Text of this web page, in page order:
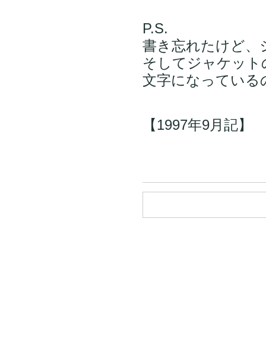
P.S.
書き忘れたけど、
そしてジャケッ
文字になっている
【1997年9月記】